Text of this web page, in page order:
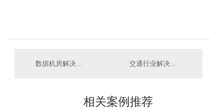
数据机房解决方案 交通行业解决方案
相关案例推荐